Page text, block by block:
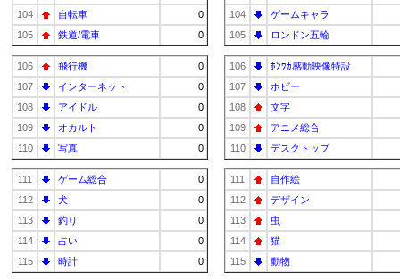
104 自転車
0
105
鉄道/電車 0
106 飛行機
0
107
インターネット
0
108
アイドル
0
109
オカルト
0
110
写真 0
111 ゲーム総合
0
112
犬
0
113
釣り
0
114
占い
0
115
時計 0
104
ゲームキャラ
105
ロンドン五輪
106
ﾎﾝﾜｶ感動映像特設
107
ホビー
108
文字
109
アニメ総合
110
デスクトップ
111
自作絵
112
デザイン
113
虫
114
猫
115
動物